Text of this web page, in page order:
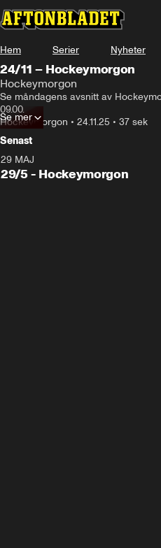
Hem Serier Nyheter
24/11 – Hockeymorgon
Hockeymorgon
Se måndagens avsnitt av
09.00.
Hockeymorgon • 24.11.25 • 37 sek
Se mer
Senast
29 MAJ
29/5 - Hockeymorgon